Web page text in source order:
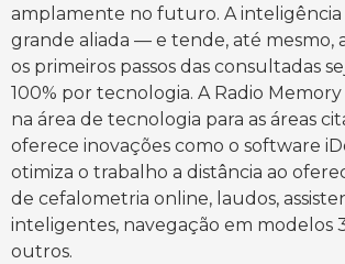
amplamente no futuro. A inteligência
grande aliada — e tende, até mesmo,
os primeiros passos das consultadas
100% por tecnologia. A Radio
na área de tecnologia para as áreas
oferece inovações como o software
otimiza o trabalho a distância ao
de cefalometria online, laudos,
inteligentes, navegação em modelos
outros.